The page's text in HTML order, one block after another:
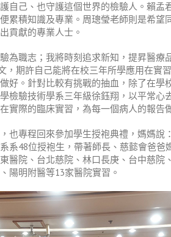
自己、也守護這個世界的檢驗人。賴孟
累積知識及專業。周璁瑩老師則是希望
貢獻的專業人士。
為職志；我將時刻追求新知，提昇醫療
，期許自己能將在校三年所學應用在實
好。針對比較有挑戰的抽血，除了在學
檢驗技術學系三年級徐鈺翔，以平常心
實際的臨床實習，為每一個病人的報告
也專程回來參加學生授袍典禮，媽媽說
系48位授袍生，帶著師長、慈懿會爸爸
醫院、台北慈院、林口長庚、台中慈院
陽明附醫等13家醫院實習。